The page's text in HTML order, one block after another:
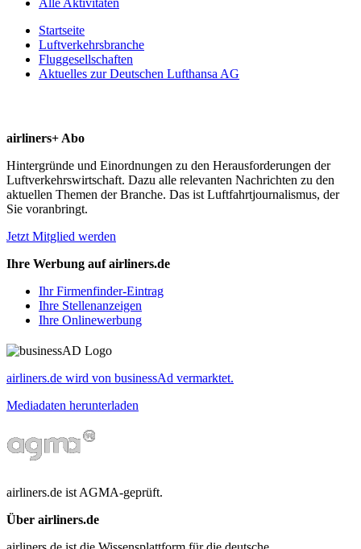
Startseite
Luftverkehrsbranche
Fluggesellschaften
Aktuelles zur Deutschen Lufthansa AG
airliners+ Abo
Hintergründe und Einordnungen zu den Herausforderungen der
Luftverkehrswirtschaft. Dazu alle relevanten Nachrichten zu den
aktuellen Themen der Branche. Das ist Luftfahrtjournalismus, der
Sie voranbringt.
Jetzt Mitglied werden
Ihre Werbung auf airliners.de
Ihr Firmenfinder-Eintrag
Ihre Stellenanzeigen
Ihre Onlinewerbung
airliners.de wird von businessAd vermarktet.
Mediadaten herunterladen
airliners.de ist AGMA-geprüft.
Über airliners.de